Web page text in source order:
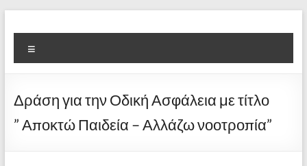
στο
περιεχόμενο
6ο
Ολοήμερο
Δημοτικό
Σχολείο
Δράση για την Οδική Ασφάλεια με τίτλο
” Αποκτώ Παιδεία – Αλλάζω νοοτροπία”